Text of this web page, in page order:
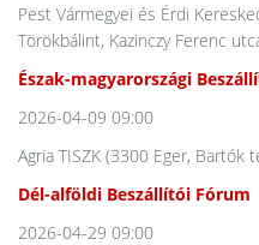
Pest Vármegyei és Érdi
Törökbálint, Kazinczy Ferenc
Észak-magyarországi
2026-04-09 09:00
Agria TISZK (3300 Eger, Bartók
Dél-alföldi Beszállítói Fórum
2026-04-29 09:00